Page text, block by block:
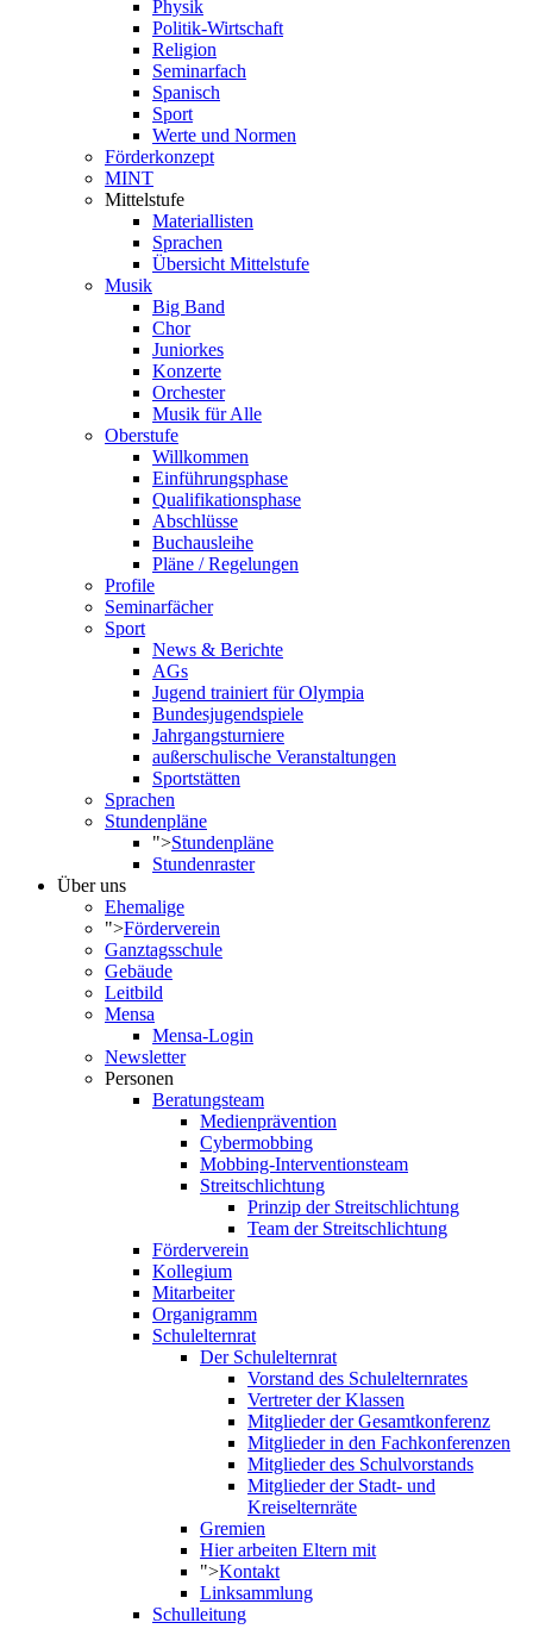
Physik
Politik-Wirtschaft
Religion
Seminarfach
Spanisch
Sport
Werte und Normen
Förderkonzept
MINT
Mittelstufe
Materiallisten
Sprachen
Übersicht Mittelstufe
Musik
Big Band
Chor
Juniorkes
Konzerte
Orchester
Musik für Alle
Oberstufe
Willkommen
Einführungsphase
Qualifikationsphase
Abschlüsse
Buchausleihe
Pläne / Regelungen
Profile
Seminarfächer
Sport
News & Berichte
AGs
Jugend trainiert für Olympia
Bundesjugendspiele
Jahrgangsturniere
außerschulische Veranstaltungen
Sportstätten
Sprachen
Stundenpläne
">Stundenpläne
Stundenraster
Über uns
Ehemalige
">Förderverein
Ganztagsschule
Gebäude
Leitbild
Mensa
Mensa-Login
Newsletter
Personen
Beratungsteam
Medienprävention
Cybermobbing
Mobbing-Interventionsteam
Streitschlichtung
Prinzip der Streitschlichtung
Team der Streitschlichtung
Förderverein
Kollegium
Mitarbeiter
Organigramm
Schulelternrat
Der Schulelternrat
Vorstand des Schulelternrates
Vertreter der Klassen
Mitglieder der Gesamtkonferenz
Mitglieder in den Fachkonferenzen
Mitglieder des Schulvorstands
Mitglieder der Stadt- und
Kreiselternräte
Gremien
Hier arbeiten Eltern mit
">Kontakt
Linksammlung
Schulleitung